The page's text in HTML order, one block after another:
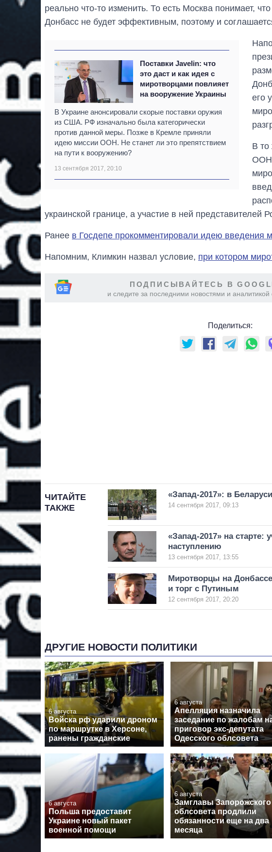
реально что-то изменить. То есть Москва понимает,
Донбасс не будет эффективным, поэтому и
Поставки Javelin: что
это даст и как идея с
миротворцами повлияет
на вооружение Украины
В Украине анонсировали скорые поставки оружия
из США. РФ изначально была категорически
против данной меры. Позже в Кремле приняли
идею миссии ООН. Не станет ли это препятствием
на пути к вооружению?
13 сентября 2017, 20:10
его
В то
ООН
украинской границе, а участие в ней представителей
Ранее в Госдепе прокомментировали идею введения
Напомним, Климкин назвал условие, при котором
ПОДПИСЫВАЙТЕСЬ В
и следите за последними новостями и
Поделиться:
ЧИТАЙТЕ
ТАКЖЕ
«Запад-2017»: в
14 сентября 2017, 09:13
«Запад-2017» на старте:
наступлению
13 сентября 2017, 13:55
Миротворцы на
и торг с Путиным
12 сентября 2017, 20:20
ДРУГИЕ НОВОСТИ ПОЛИТИКИ
6 августа
Войска рф ударили дроном
по маршрутке в Херсоне,
ранены гражданские
6 августа
Апелляция назначила
заседание по жалобам
приговор экс-депутата
Одесского облсовета
6 августа
Польша предоставит
Украине новый пакет
военной помощи
6 августа
Замглавы Запорожского
облсовета продлили
обязанности еще на два
месяца